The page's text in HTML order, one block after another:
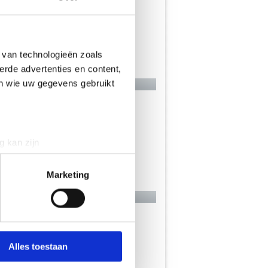
technologieën zoals
advertenties en content,
wie uw gegevens gebruikt
kan zijn
detailgedeeltein. U kunt uw
partners voor social
die je aan ze hebt
Marketing
Alles toestaan